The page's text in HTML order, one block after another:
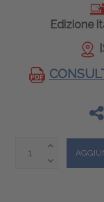
Edizione